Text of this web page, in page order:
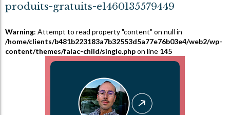
produits-gratuits-e1460135579449
Warning: Attempt to read property "content" on null in
/home/clients/b481b223183a7b32553d5a77e76b03e4/web2/wp-
content/themes/falac-child/single.phpon line 145